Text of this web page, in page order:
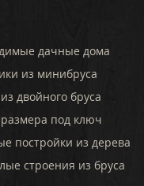
дачные дома
из минибруса
двойного бруса
под ключ
постройки из дерева
строения из бруса